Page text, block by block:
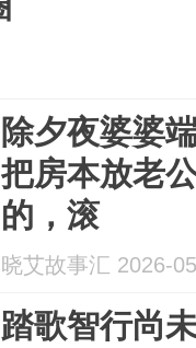
除夕夜婆婆
把房本放老
的，滚
晓艾故事汇 2026-
踏歌智行尚